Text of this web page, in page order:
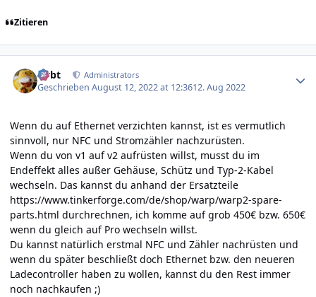
Zitieren
rtrbt Administrators
GeschriebenAugust 12, 2022 at 12:3612. Aug 2022
Wenn du auf Ethernet verzichten kannst, ist es vermutlich
sinnvoll, nur NFC und Stromzähler nachzurüsten.
Wenn du von v1 auf v2 aufrüsten willst, musst du im
Endeffekt alles außer Gehäuse, Schütz und Typ-2-Kabel
wechseln. Das kannst du anhand der Ersatzteile
https://www.tinkerforge.com/de/shop/warp/warp2-spare-
parts.html durchrechnen, ich komme auf grob 450€ bzw. 650€
wenn du gleich auf Pro wechseln willst.
Du kannst natürlich erstmal NFC und Zähler nachrüsten und
wenn du später beschließt doch Ethernet bzw. den neueren
Ladecontroller haben zu wollen, kannst du den Rest immer
noch nachkaufen ;)